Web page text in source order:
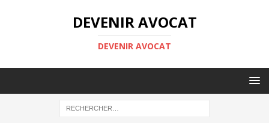
DEVENIR AVOCAT
DEVENIR AVOCAT